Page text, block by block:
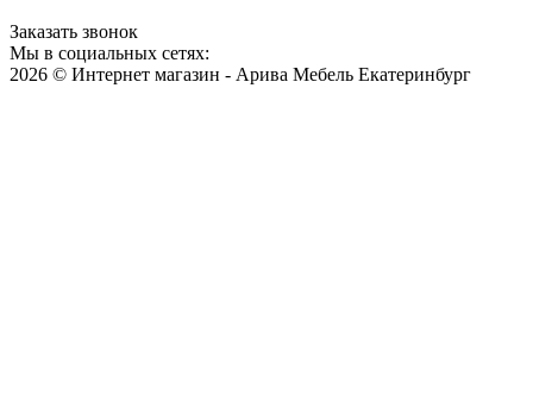
Заказать звонок
Мы в социальных сетях:
2026 © Интернет магазин - Арива Мебель Екатеринбург